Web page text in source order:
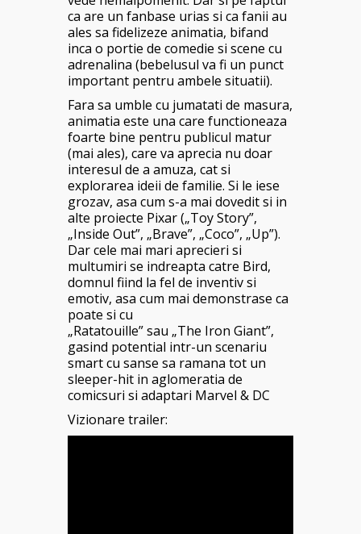
ca are un fanbase urias si ca fanii au
ales sa fidelizeze animatia, bifand
inca o portie de comedie si scene cu
adrenalina (bebelusul va fi un punct
important pentru ambele situatii).
Fara sa umble cu jumatati de masura,
animatia este una care functioneaza
foarte bine pentru publicul matur
(mai ales), care va aprecia nu doar
interesul de a amuza, cat si
explorarea ideii de familie. Si le iese
grozav, asa cum s-a mai dovedit si in
alte proiecte Pixar („Toy Story”,
„Inside Out”, „Brave”, „Coco”, „Up”).
Dar cele mai mari aprecieri si
multumiri se indreapta catre Bird,
domnul fiind la fel de inventiv si
emotiv, asa cum mai demonstrase ca
poate si cu
„Ratatouille” sau „The Iron Giant”,
gasind potential intr-un scenariu
smart cu sanse sa ramana tot un
sleeper-hit in aglomeratia de
comicsuri si adaptari Marvel & DC
Vizionare trailer: